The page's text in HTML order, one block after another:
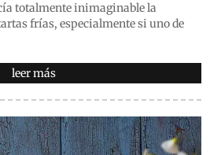
totalmente inimaginable la
frías, especialmente si uno de
leer más